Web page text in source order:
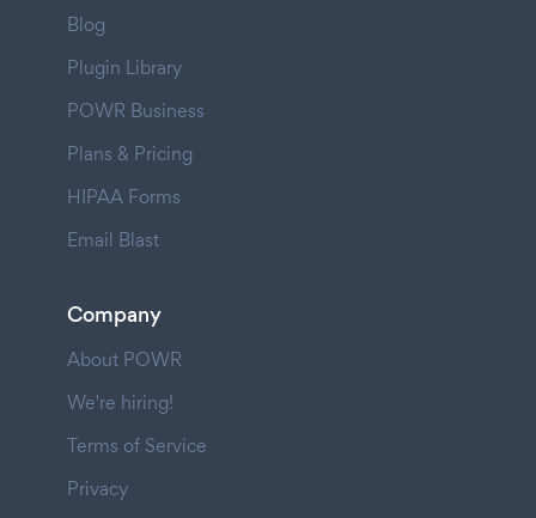
Blog
Plugin Library
POWR Business
Plans & Pricing
HIPAA Forms
Email Blast
Company
About POWR
We're hiring!
Terms of Service
Privacy